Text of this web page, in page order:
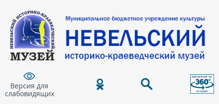
Версия для
слабовидящих